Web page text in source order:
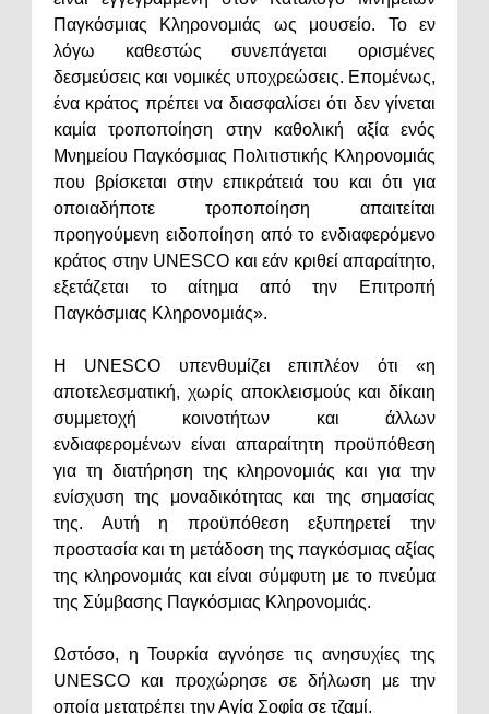
Παγκόσμιας Κληρονομιάς ως μουσείο. Το εν
λόγω καθεστώς συνεπάγεται ορισμένες
δεσμεύσεις και νομικές υποχρεώσεις. Επομένως,
ένα κράτος πρέπει να διασφαλίσει ότι δεν γίνεται
καμία τροποποίηση στην καθολική αξία ενός
Μνημείου Παγκόσμιας Πολιτιστικής Κληρονομιάς
που βρίσκεται στην επικράτειά του και ότι για
οποιαδήποτε τροποποίηση απαιτείται
προηγούμενη ειδοποίηση από το ενδιαφερόμενο
κράτος στην UNESCO και εάν κριθεί απαραίτητο,
εξετάζεται το αίτημα από την Επιτροπή
Παγκόσμιας Κληρονομιάς».
Η UNESCO υπενθυμίζει επιπλέον ότι «η
αποτελεσματική, χωρίς αποκλεισμούς και δίκαιη
συμμετοχή κοινοτήτων και άλλων
ενδιαφερομένων είναι απαραίτητη προϋπόθεση
για τη διατήρηση της κληρονομιάς και για την
ενίσχυση της μοναδικότητας και της σημασίας
της. Αυτή η προϋπόθεση εξυπηρετεί την
προστασία και τη μετάδοση της παγκόσμιας αξίας
της κληρονομιάς και είναι σύμφυτη με το πνεύμα
της Σύμβασης Παγκόσμιας Κληρονομιάς.
Ωστόσο, η Τουρκία αγνόησε τις ανησυχίες της
UNESCO και προχώρησε σε δήλωση με την
οποία μετατρέπει την Αγία Σοφία σε τζαμί.